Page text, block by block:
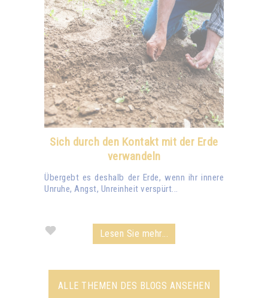
Sich durch den Kontakt mit der Erde
verwandeln
Übergebt es deshalb der Erde, wenn ihr innere
Unruhe, Angst, Unreinheit verspürt...
Lesen Sie mehr...
ALLE THEMEN DES BLOGS ANSEHEN